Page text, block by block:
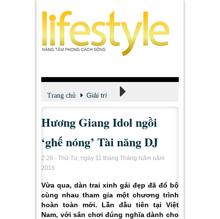
Trang chủ Giải trí
Xem - Nghe - Đọc
Hương Giang Idol ngồi
‘ghế nóng’ Tài năng DJ
2:28 - Thứ Tư, ngày 11 tháng Tháng Năm năm
2016
Vừa qua, dàn trai xinh gái đẹp đã đổ bộ
cùng nhau tham gia một chương trình
hoàn toàn mới. Lần đầu tiên tại Việt
Nam, với sân chơi đúng nghĩa dành cho